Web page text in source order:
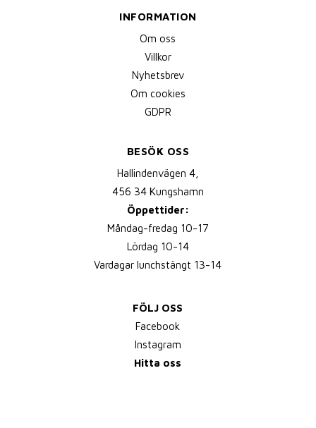
INFORMATION
Om oss
Villkor
Nyhetsbrev
Om cookies
GDPR
BESÖK OSS
Hallindenvägen 4,
456 34 Kungshamn
Öppettider:
Måndag-fredag 10-17
Lördag 10-14
Vardagar lunchstängt 13-14
FÖLJ OSS
Facebook
Instagram
Hitta oss